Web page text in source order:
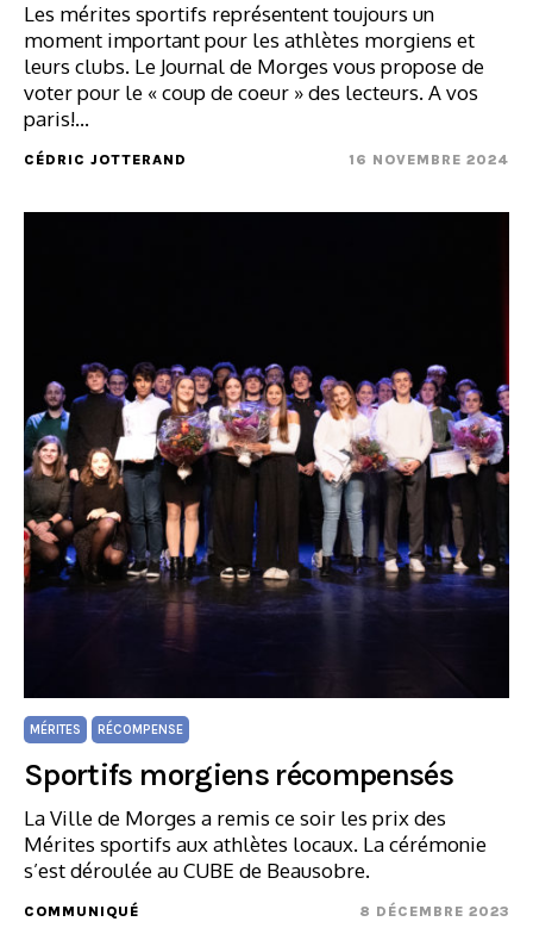
Les mérites sportifs représentent toujours un
moment important pour les athlètes morgiens et
leurs clubs. Le Journal de Morges vous propose de
voter pour le « coup de coeur » des lecteurs. A vos
paris!…
CÉDRIC JOTTERAND 16 NOVEMBRE 2024
MÉRITES RÉCOMPENSE
Sportifs morgiens récompensés
La Ville de Morges a remis ce soir les prix des
Mérites sportifs aux athlètes locaux. La cérémonie
s’est déroulée au CUBE de Beausobre.
COMMUNIQUÉ 8 DÉCEMBRE 2023